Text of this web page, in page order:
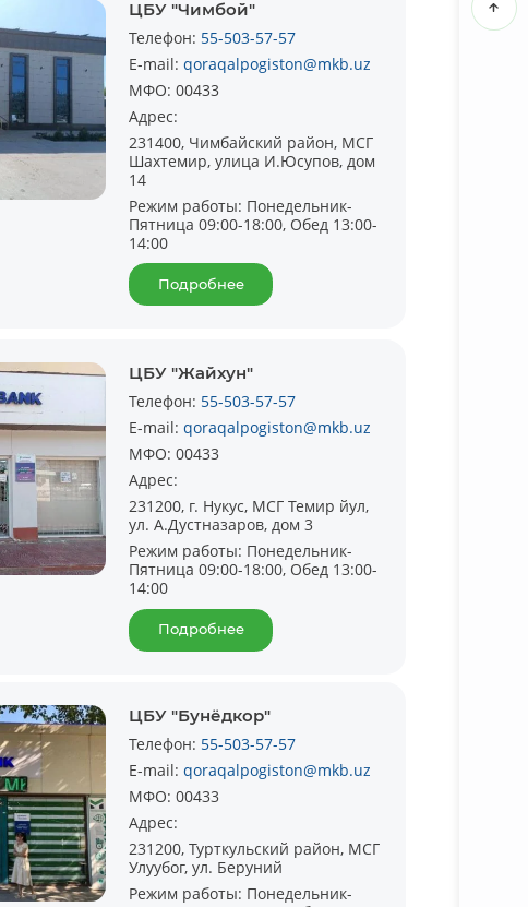
ЦБУ "Чимбой"
Телефон: 55-503-57-57
E-mail:qoraqalpogiston@mkb.uz
МФО:00433
Адрес:
231400, Чимбайский район, МСГ
Шахтемир, улица И.Юсупов, дом
14
Режим работы: Понедельник-
Пятница 09:00-18:00, Обед 13:00-
14:00
Подробнее
ЦБУ "Жайхун"
Телефон: 55-503-57-57
E-mail:qoraqalpogiston@mkb.uz
МФО:00433
Адрес:
231200, г. Нукус, МСГ Темир йул,
ул. А.Дустназаров, дом 3
Режим работы: Понедельник-
Пятница 09:00-18:00, Обед 13:00-
14:00
Подробнее
ЦБУ "Бунёдкор"
Телефон: 55-503-57-57
E-mail:qoraqalpogiston@mkb.uz
МФО:00433
Адрес:
231200, Турткульский район, МСГ
Улуубог, ул. Беруний
Режим работы: Понедельник-